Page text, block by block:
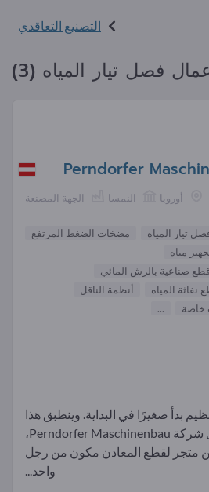
التصنيع التعاقدي
فصل تيار المياه (3)
Perndorfer
الجهة المصنعة النمسا أوروبا
تيار المياه
مضخات الضغط المرتفع
مياه
صناعية بالرش المائي
نفاثة المياه
أنظمة الناقل
خاصة
...
بدأ صغيرًا في البداية. وينطبق هذا
الأمر أيضًا على شركة Perndorfer Maschinenbau،
متجر لقطع المعادن مكون من رجل
واحد...